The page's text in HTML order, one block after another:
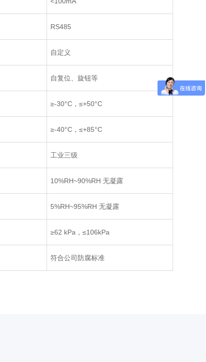
RS485
自定义
自复位、旋钮等
≥-30°C，≤+50°C
≥-40°C，≤+85°C
工业三级
10%RH~90%RH无凝露
5%RH~95%RH无凝露
≥62 kPa，≤106kPa
符合公司防腐标准